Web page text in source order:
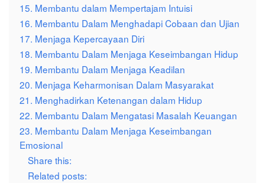
15. Membantu dalam Mempertajam Intuisi
16. Membantu Dalam Menghadapi Cobaan dan Ujian
17. Menjaga Kepercayaan Diri
18. Membantu Dalam Menjaga Keseimbangan Hidup
19. Membantu Dalam Menjaga Keadilan
20. Menjaga Keharmonisan Dalam Masyarakat
21. Menghadirkan Ketenangan dalam Hidup
22. Membantu Dalam Mengatasi Masalah Keuangan
23. Membantu Dalam Menjaga Keseimbangan
Emosional
Share this:
Related posts: